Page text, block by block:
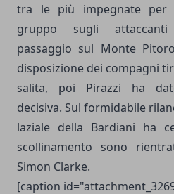
tra le più impegnate per
gruppo sugli
passaggio sul Monte
disposizione dei compagni
salita, poi Pirazzi ha
decisiva. Sul formidabile
laziale della Bardiani ha
scollinamento sono
Simon Clarke.
[caption